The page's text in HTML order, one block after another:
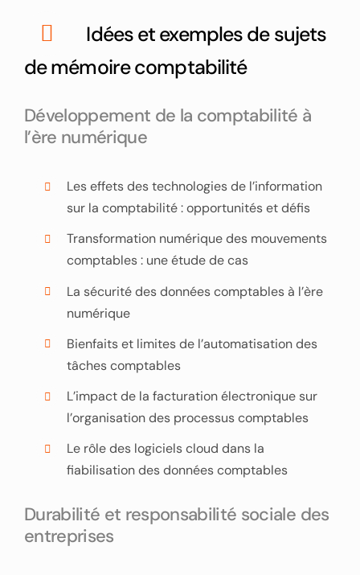
Idées et exemples de sujets
de mémoire comptabilité
Développement de la comptabilité à
l’ère numérique
Les effets des technologies de l’information
sur la comptabilité : opportunités et défis
Transformation numérique des mouvements
comptables : une étude de cas
La sécurité des données comptables à l’ère
numérique
Bienfaits et limites de l’automatisation des
tâches comptables
L’impact de la facturation électronique sur
l’organisation des processus comptables
Le rôle des logiciels cloud dans la
fiabilisation des données comptables
Durabilité et responsabilité sociale des
entreprises